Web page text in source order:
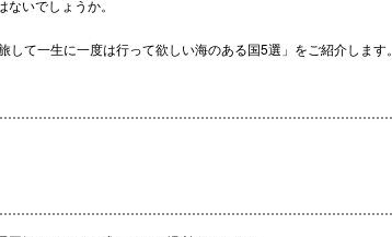
いでしょうか。
て一生に一度は行って欲しい海のある国5選」をご紹介します。